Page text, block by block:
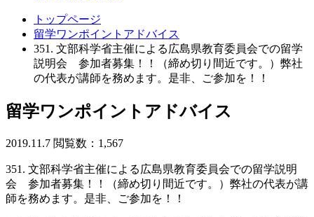
トップページ
留学ワンポイントアドバイス
351. 文部科学省主催による広島県教育委員会での留学
説明会 参加者募集！！（締め切り間近です。）弊社
の代表が講師を務めます。是非、ご参加を！！
留学ワンポイントアドバイス
2019.11.7 閲覧数：1,567
351. 文部科学省主催による広島県教育委員会での留学説明
会 参加者募集！！（締め切り間近です。）弊社の代表が講
師を務めます。是非、ご参加を！！